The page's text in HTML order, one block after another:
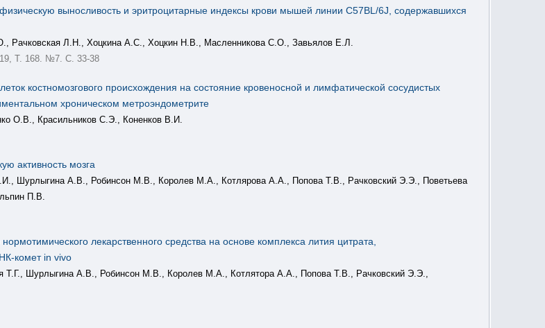
выносливость и эритроцитарные индексы крови мышей линии С57BL/6J, содержавшихся
Л.Н., Хоцкина А.С., Хоцкин Н.В., Масленникова С.О., Завьялов Е.Л.
Т. 168. №7. С. 33-38
костномозгового происхождения на состояние кровеносной и лимфатической сосудистых
хроническом метроэндометрите
О.В., Красильников С.Э., Коненков В.И.
активность мозга
Шурлыгина А.В., Робинсон М.В., Королев М.А., Котлярова А.А., Попова Т.В., Рачковский Э.Э., Поветьева
П.В.
лекарственного средства на основе комплекса лития цитрата,
комет in vivo
Т.Г., Шурлыгина А.В., Робинсон М.В., Королев М.А., Котлятора А.А., Попова Т.В., Рачковский Э.Э.,